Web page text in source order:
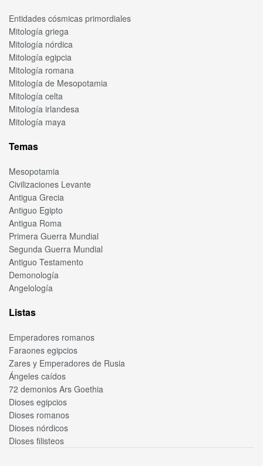
Entidades cósmicas primordiales
Mitología griega
Mitología nórdica
Mitología egipcia
Mitología romana
Mitología de Mesopotamia
Mitología celta
Mitología irlandesa
Mitología maya
Temas
Mesopotamia
Civilizaciones Levante
Antigua Grecia
Antiguo Egipto
Antigua Roma
Primera Guerra Mundial
Segunda Guerra Mundial
Antiguo Testamento
Demonología
Angelología
Listas
Emperadores romanos
Faraones egipcios
Zares y Emperadores de Rusia
Ángeles caídos
72 demonios Ars Goethia
Dioses egipcios
Dioses romanos
Dioses nórdicos
Dioses filisteos